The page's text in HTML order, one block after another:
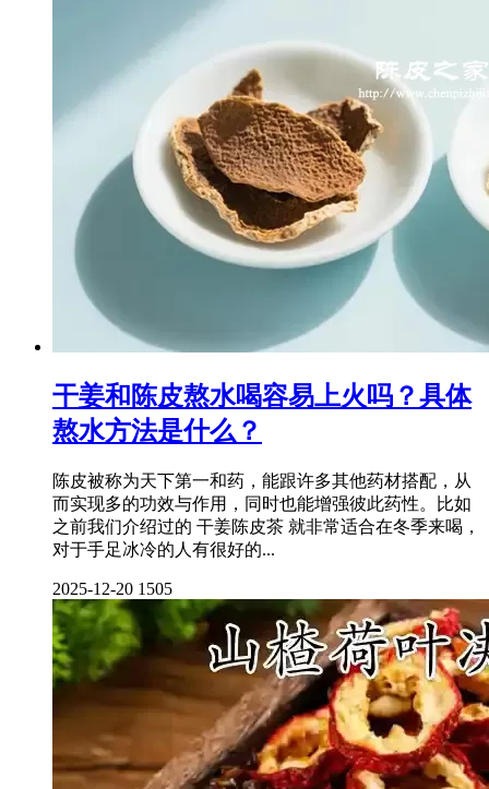
干姜和陈皮熬水喝容易上火吗？具体
熬水方法是什么？
陈皮被称为天下第一和药，能跟许多其他药材搭配，从
而实现多的功效与作用，同时也能增强彼此药性。比如
之前我们介绍过的 干姜陈皮茶 就非常适合在冬季来喝，
对于手足冰冷的人有很好的...
2025-12-20 1505